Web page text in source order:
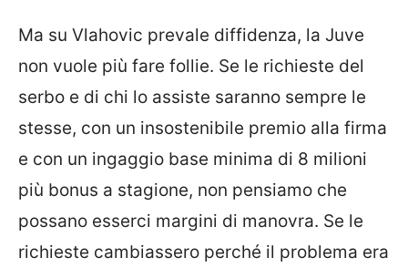
Ma su Vlahovic prevale diffidenza, la Juve
non vuole più fare follie. Se le richieste del
serbo e di chi lo assiste saranno sempre le
stesse, con un insostenibile premio alla firma
e con un ingaggio base minima di 8 milioni
più bonus a stagione, non pensiamo che
possano esserci margini di manovra. Se le
richieste cambiassero perché il problema era